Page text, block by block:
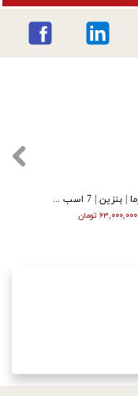
تیلر ورما | بنزین | 7 اسب | هندل | گیربکسی | مشکی | (M)
۶۳,۰۰۰,۰۰۰ تومان